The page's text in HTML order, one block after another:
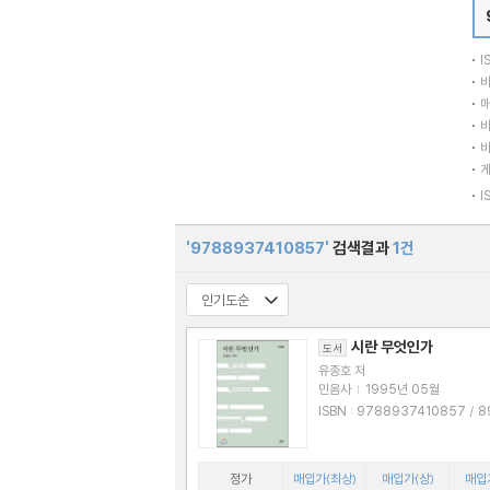
'9788937410857' 검색결과1건
도서 시란 무엇인가
유종호 저
민음사 | 1995년 05월
ISBN : 9788937410857 / 893741
정가 매입가(최상) 매입가(상) 매